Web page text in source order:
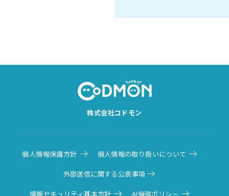
株式会社コドモン
個人情報保護方針 個人情報の取り扱いについて
外部送信に関する公表事項
情報セキュリティ基本方針 AI倫理ポリシー